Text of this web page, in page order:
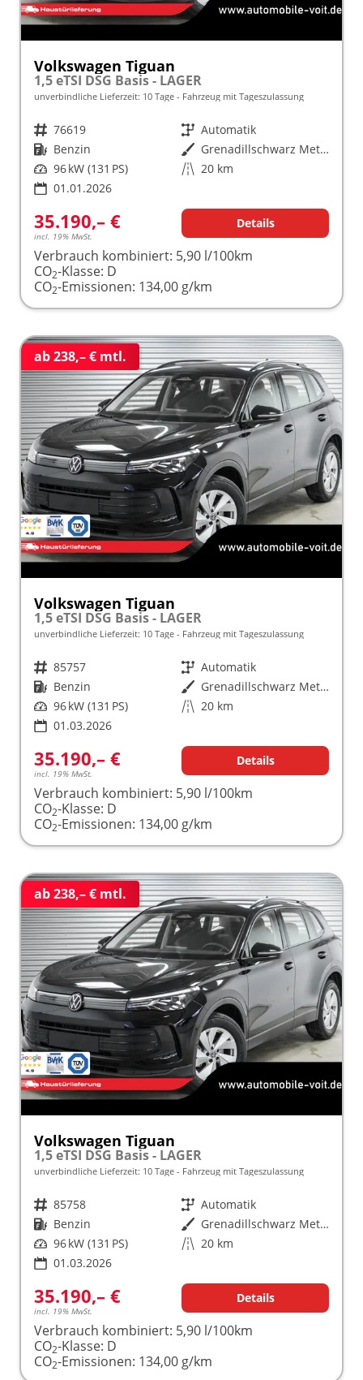
Volkswagen Tiguan
1,5 eTSI DSG Basis - LAGER
unverbindliche Lieferzeit: 10 Tage Fahrzeug mit Tageszulassung
Fahrzeugnr. 76619 Getriebe Automatik
Kraftstoff Benzin Außenfarbe
Grenadillschwarz Metallic (0E)
Leistung 96 kW (131 PS) Kilometerstand 20 km
01.01.2026
35.190,– €
incl. 19% MwSt.
Details
Verbrauch kombiniert: 5,90 l/100km
CO2-Klasse: D
CO2-Emissionen: 134,00 g/km
ab 238,– € mtl.
Volkswagen Tiguan
1,5 eTSI DSG Basis - LAGER
unverbindliche Lieferzeit: 10 Tage Fahrzeug mit Tageszulassung
Fahrzeugnr. 85757 Getriebe Automatik
Kraftstoff Benzin Außenfarbe
Grenadillschwarz Metallic (0E)
Leistung 96 kW (131 PS) Kilometerstand 20 km
01.03.2026
35.190,– €
incl. 19% MwSt.
Details
Verbrauch kombiniert: 5,90 l/100km
CO2-Klasse: D
CO2-Emissionen: 134,00 g/km
ab 238,– € mtl.
Volkswagen Tiguan
1,5 eTSI DSG Basis - LAGER
unverbindliche Lieferzeit: 10 Tage Fahrzeug mit Tageszulassung
Fahrzeugnr. 85758 Getriebe Automatik
Kraftstoff Benzin Außenfarbe
Grenadillschwarz Metallic (0E)
Leistung 96 kW (131 PS) Kilometerstand 20 km
01.03.2026
35.190,– €
incl. 19% MwSt.
Details
Verbrauch kombiniert: 5,90 l/100km
CO2-Klasse: D
CO2-Emissionen: 134,00 g/km